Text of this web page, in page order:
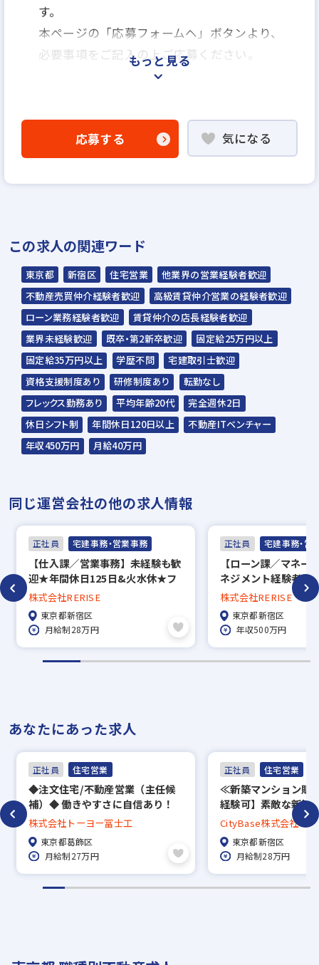
す。
本ページの「応募フォームヘ」ボタンより、
必要事項をご記入の上ご応募ください。
＜選考プロセス＞
「応募フォームへ」よりエントリー
▼
書類選考
接を予定
▼
内定
応募から内定までは約1〜2週間を予定してい
ます。
※入社時期は相談に応じます。
※現在、在職中の方も積極的にご応募くださ
い。応募の秘密は厳守いたします。
もっと見る
応募する 気になる
この求人の関連ワード
東京都 新宿区 住宅営業
他業界の営業経験者歓迎
不動産売買仲介経験者歓迎
高級賃貸仲介営業の経験者歓迎
ローン業務経験者歓迎
賃貸仲介の店長経験者歓迎
業界未経験歓迎
既卒・第2新卒歓迎
固定給25万円以上
固定給35万円以上
学歴不問
宅建取引士歓迎
資格支援制度あり
研修制度あり
転勤なし
フレックス勤務あり
平均年齢20代
完全週休2日
休日シフト制
年間休日120日以上
不動産ITベンチャー
年収450万円
月給40万円
同じ運営会社の他の求人情報
正社員 宅建事務・営業事務
【仕入課／営業事務】未経験も歓
迎★年間休日125日&火水休★フ
ルフレックス制◎
株式会社RERISE
東京都新宿区
月給制28万円
正社員 宅建事務・営
【ローン課／マネー
ネジメント経験者の
日125日&火水休★フ
ス制◎
株式会社RERISE
東京都新宿区
年収500万円
あなたにあった求人
正社員 住宅営業
◆注文住宅/不動産営業（主任候
補）◆ 働きやすさに自信あり！
風通し抜群のホワイトな環境です
◎
株式会社トーヨー冨士工
東京都葛飾区
月給制27万円
正社員 住宅営業
≪新築マンション販
経験可】素敵な新築
売をお任せします
CityBase株式会社
東京都新宿区
月給制28万円